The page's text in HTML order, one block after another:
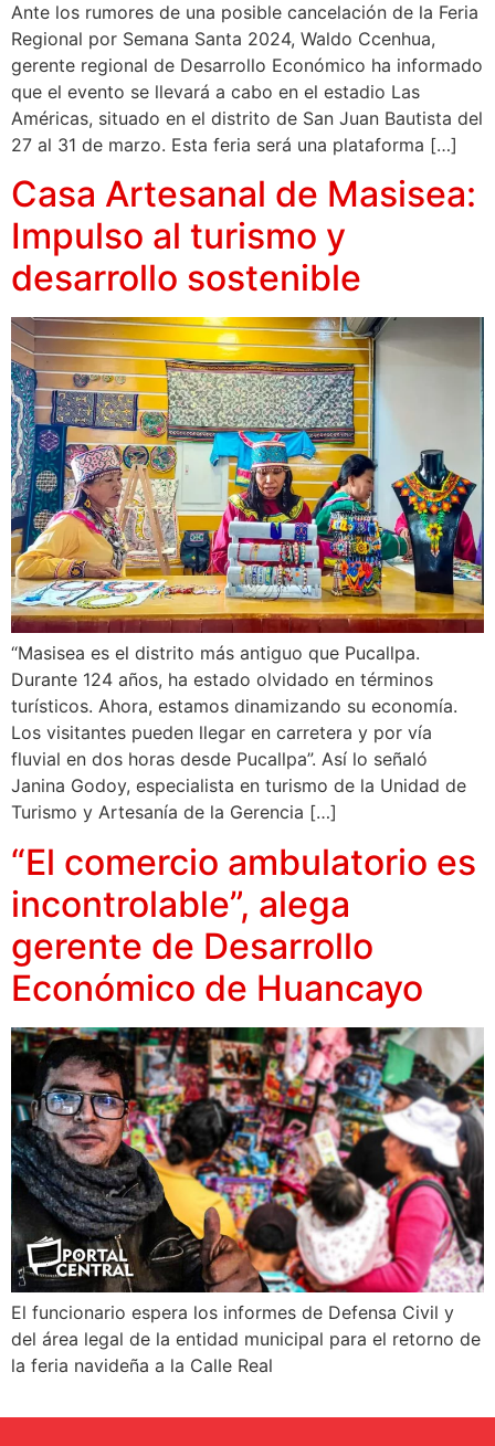
Ante los rumores de una posible cancelación de la Feria
Regional por Semana Santa 2024, Waldo Ccenhua,
gerente regional de Desarrollo Económico ha informado
que el evento se llevará a cabo en el estadio Las
Américas, situado en el distrito de San Juan Bautista del
27 al 31 de marzo. Esta feria será una plataforma […]
Casa Artesanal de Masisea:
Impulso al turismo y
desarrollo sostenible
“Masisea es el distrito más antiguo que Pucallpa.
Durante 124 años, ha estado olvidado en términos
turísticos. Ahora, estamos dinamizando su economía.
Los visitantes pueden llegar en carretera y por vía
fluvial en dos horas desde Pucallpa”. Así lo señaló
Janina Godoy, especialista en turismo de la Unidad de
Turismo y Artesanía de la Gerencia […]
“El comercio ambulatorio es
incontrolable”, alega
gerente de Desarrollo
Económico de Huancayo
El funcionario espera los informes de Defensa Civil y
del área legal de la entidad municipal para el retorno de
la feria navideña a la Calle Real